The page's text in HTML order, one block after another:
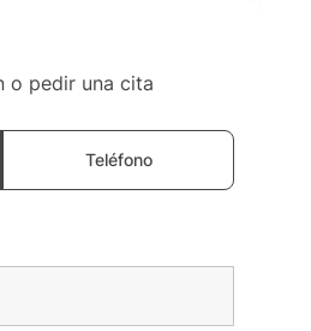
o pedir una cita
Teléfono